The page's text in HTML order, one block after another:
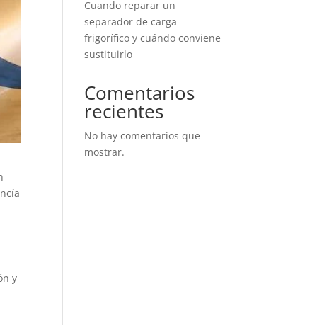
y
Cuando reparar un
separador de carga
frigorífico y cuándo conviene
sustituirlo
Comentarios
recientes
No hay comentarios que
mostrar.